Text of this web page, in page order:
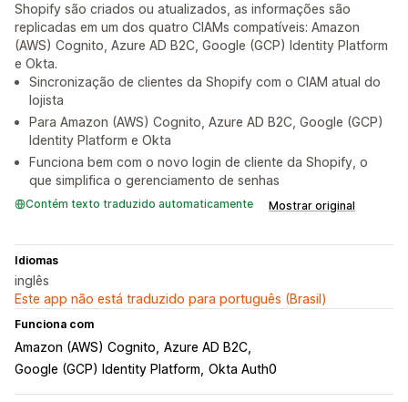
Shopify são criados ou atualizados, as informações são
replicadas em um dos quatro CIAMs compatíveis: Amazon
(AWS) Cognito, Azure AD B2C, Google (GCP) Identity Platform
e Okta.
Sincronização de clientes da Shopify com o CIAM atual do
lojista
Para Amazon (AWS) Cognito, Azure AD B2C, Google (GCP)
Identity Platform e Okta
Funciona bem com o novo login de cliente da Shopify, o
que simplifica o gerenciamento de senhas
Contém texto traduzido automaticamente Mostrar original
Idiomas
inglês
Este app não está traduzido para português (Brasil)
Funciona com
Amazon (AWS) Cognito Azure AD B2C
Google (GCP) Identity Platform Okta Auth0